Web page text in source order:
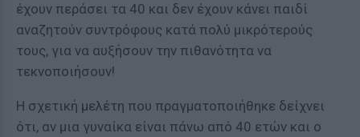
έχουν περάσει τα 40 και δεν έχουν κάνει παιδί
αναζητούν συντρόφους κατά πολύ μικρότερούς
τους, για να αυξήσουν την πιθανότητα να
τεκνοποιήσουν!
H σχετική μελέτη που πραγματοποιήθηκε δείχνει
ότι, αν μια γυναίκα είναι πάνω από 40 ετών και ο